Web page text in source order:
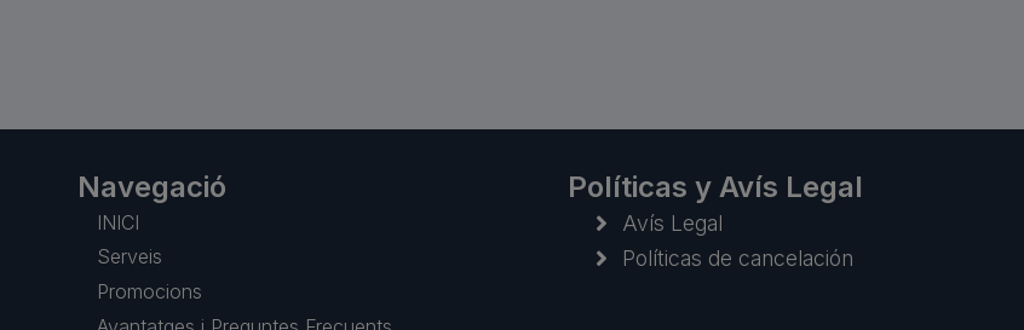
Navegació
INICI
Serveis
Promocions
Políticas y Avís Legal
Avís Legal
Políticas de cancelación